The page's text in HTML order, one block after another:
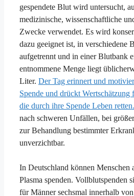
gespendete Blut wird untersucht,
medizinische, wissenschaftliche
Zwecke verwendet. Es wird
dazu geeignet ist, in verschiedene
aufgetrennt und in einer Blutbank
entnommene Menge liegt
Liter. Der Tag erinnert und
Spende und drückt Wertschätzung
die durch ihre Spende Leben retten.
nach schweren Unfällen, bei
zur Behandlung bestimmter
unverzichtbar.
In Deutschland können Menschen
Plasma spenden. Vollblutspenden
für Männer sechsmal innerhalb